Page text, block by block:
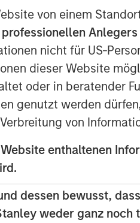
von einem
professionellen Anlegers
nicht für US-
dieser Website
oder in beratender
genutzt werden
von
enthaltenen
dessen bewusst,
weder ganz
Credit have led an
Bridgepointe
leading technology
debt financing was
vehicle led by
existing investor
management.
California, helps
that drive business
strategists, a
suite of lifecycle
telecom, cloud and IT